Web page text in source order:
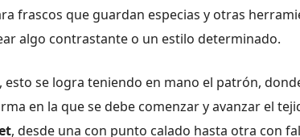
frascos que guardan especias y otras
algo contrastante o un estilo determinado.
se logra teniendo en mano el patrón,
en la que se debe comenzar y avanzar el
, desde una con punto calado hasta otra con